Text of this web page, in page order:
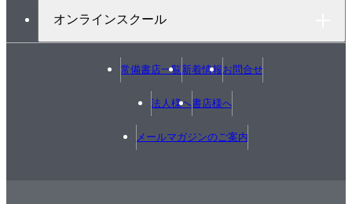
オンラインスクール
常備書店一覧新着情報お問合せ
法人様へ書店様へ
メールマガジンのご案内